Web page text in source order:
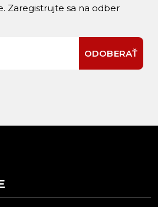
Zaregistrujte sa na odber
ODOBERAŤ